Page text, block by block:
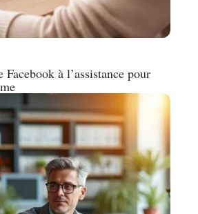
à l’assistance pour